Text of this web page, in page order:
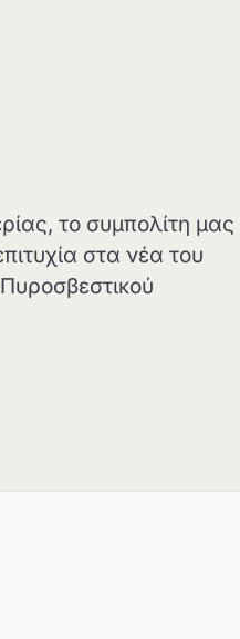
το συμπολίτη μας
στα νέα του